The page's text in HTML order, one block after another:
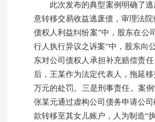
此次发布的典型案例明确了
意转移交易收益逃废债，审理法
债权人利益纠纷案”中，股东在公
行人执行异议之诉案”中，股东向
东对公司债权人承担补充赔偿责
后，王某作为法定代表人，拖延
万元的处罚。三是刑事责任。案
张某元通过虚构公司债务申请公
款转移至其女儿账户，人为制造“